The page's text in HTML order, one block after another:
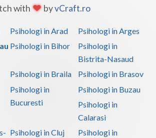
with byvCraft.ro
Psihologi in Arad
Psihologi in Arges
Psihologi in Bihor
Psihologi in
Bistrita-Nasaud
Psihologi in Braila
Psihologi in Brasov
Psihologi in
Bucuresti
Psihologi in Buzau
Psihologi in
Calarasi
Psihologi in Cluj
Psihologi in